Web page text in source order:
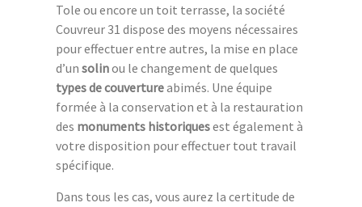
Tole ou encore un toit terrasse, la société
Couvreur 31 dispose des moyens nécessaires
pour effectuer entre autres, la mise en place
d’un solinou le changement de quelques
types de couvertureabimés. Une équipe
formée à la conservation et à la restauration
des monuments historiquesest également à
votre disposition pour effectuer tout travail
spécifique.
Dans tous les cas, vous aurez la certitude de